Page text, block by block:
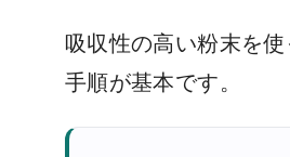
吸収性の高い粉末を
手順が基本です。